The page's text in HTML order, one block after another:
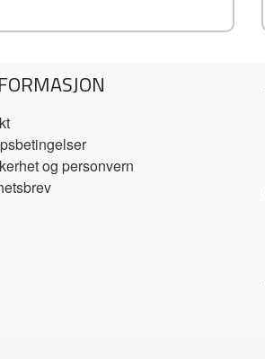
og personvern